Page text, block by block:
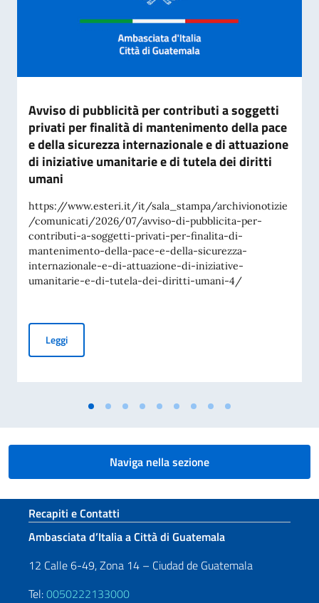
Avviso di pubblicità per contributi a soggetti
privati per finalità di mantenimento della pace
e della sicurezza internazionale e di attuazione
di iniziative umanitarie e di tutela dei diritti
umani
https://www.esteri.it/it/sala_stampa/archivionotizie
/comunicati/2026/07/avviso-di-pubblicita-per-
contributi-a-soggetti-privati-per-finalita-di-
mantenimento-della-pace-e-della-sicurezza-
internazionale-e-di-attuazione-di-iniziative-
umanitarie-e-di-tutela-dei-diritti-umani-4/
LeggiAvviso di pubblicità per contributi a soggetti privati per
Naviga nella sezione
Sezione footer
Recapiti e Contatti
Ambasciata d’Italia a Città di Guatemala
12 Calle 6-49, Zona 14 – Ciudad de Guatemala
Tel:0050222133000